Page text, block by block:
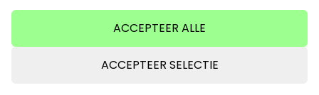
ACCEPTEER ALLE
ACCEPTEER SELECTIE